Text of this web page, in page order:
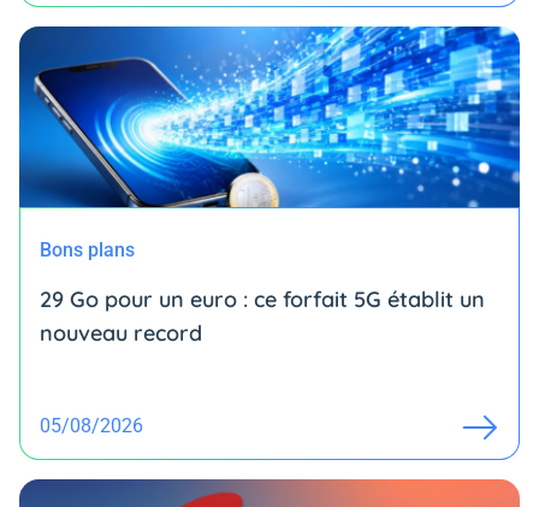
Bons plans
29 Go pour un euro : ce forfait 5G établit un
nouveau record
05/08/2026